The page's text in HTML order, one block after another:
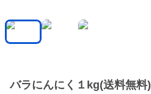
バラにんにく１kg(送料無料)